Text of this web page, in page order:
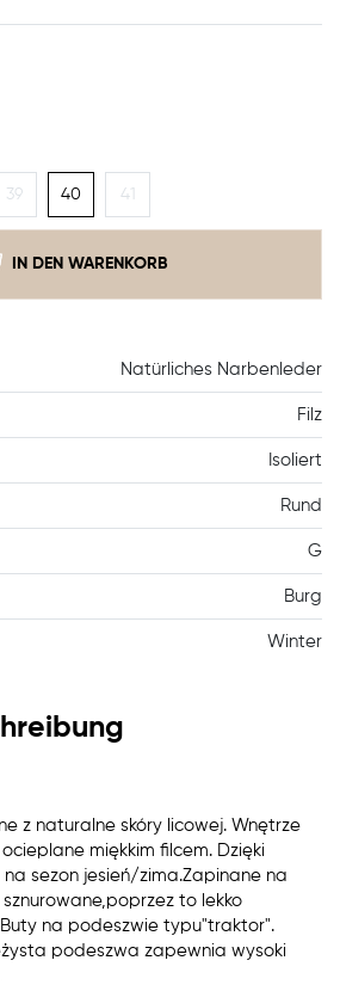
39 40 41
IN DEN WARENKORB
Natürliches Narbenleder
Filz
Isoliert
Rund
G
Burg
Winter
z naturalne skóry licowej. Wnętrze
miękkim filcem. Dzięki
sezon jesień/zima.Zapinane na
to lekko
na podeszwie typu"traktor".
podeszwa zapewnia wysoki